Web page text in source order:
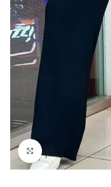
Click para agrandar